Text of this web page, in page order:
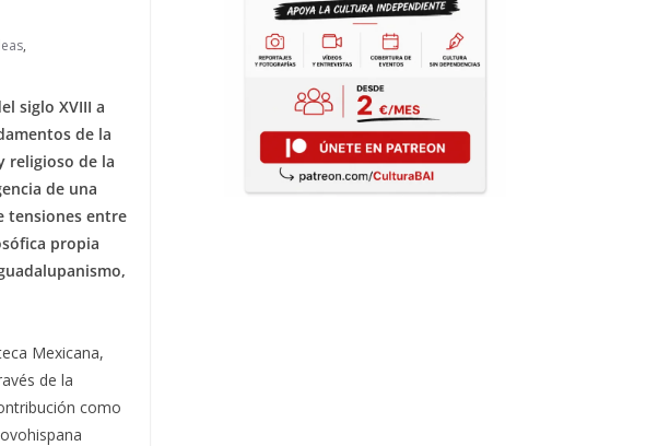
,
siglo XVIII a
de la
religioso de la
de una
tensiones entre
propia
Mexicana,
de la
como